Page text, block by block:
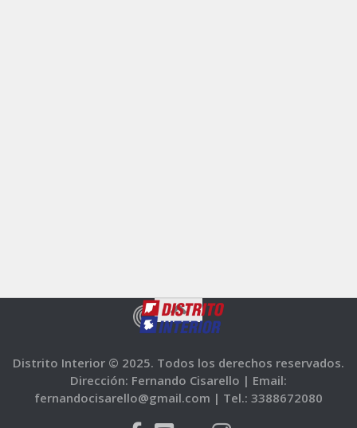
Distrito Interior © 2025. Todos los derechos reservados.
Dirección: Fernando Cisarello | Email:
fernandocisarello@gmail.com | Tel.: 3388672080